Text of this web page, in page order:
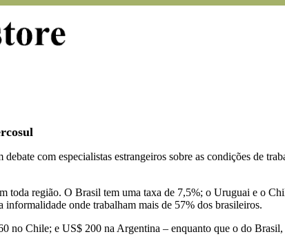
com especialistas estrangeiros sobre as condições de
toda região. O Brasil tem uma taxa de 7,5%; o Uruguai e o
onde trabalham mais de 57% dos brasileiros.
no Chile; e US$ 200 na Argentina – enquanto que o do Brasil,